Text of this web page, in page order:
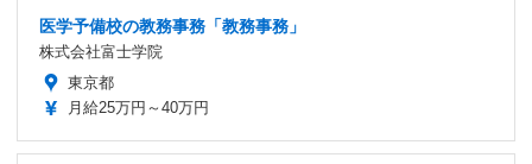
医学予備校の教務事務「教務事務」
株式会社富士学院
東京都
月給25万円～40万円